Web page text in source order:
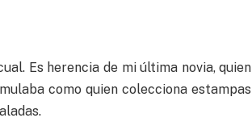
Es herencia de mi última novia, quien
como quien colecciona estampas